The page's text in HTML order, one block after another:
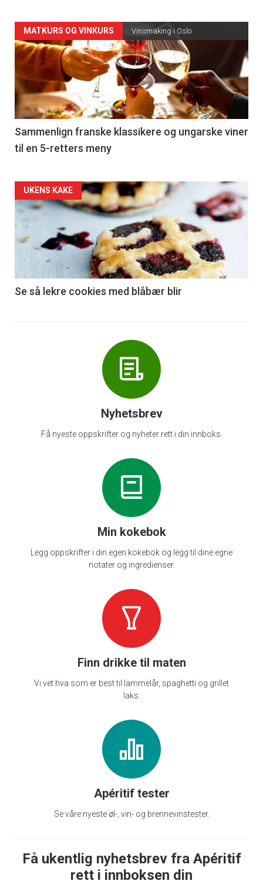
Forsiden
akkurat
nå
-
5
MATKURS OG VINKURS Vinsmaking i Oslo
Sammenlign franske klassikere og ungarske viner
til en 5-retters meny
Forsiden
akkurat
nå
6
UKENS KAKE
Se så lekre cookies med blåbær blir
Nyhetsbrev
Få nyeste oppskrifter og nyheter rett i din innboks.
Min kokebok
Legg oppskrifter i din egen kokebok og legg til dine egne
notater og ingredienser.
Finn drikke til maten
Vi vet hva som er best til lammelår, spaghetti og grillet
laks.
Apéritif tester
Se våre nyeste øl-, vin- og brennevinstester.
Få ukentlig nyhetsbrev fra Apéritif
rett i innboksen din